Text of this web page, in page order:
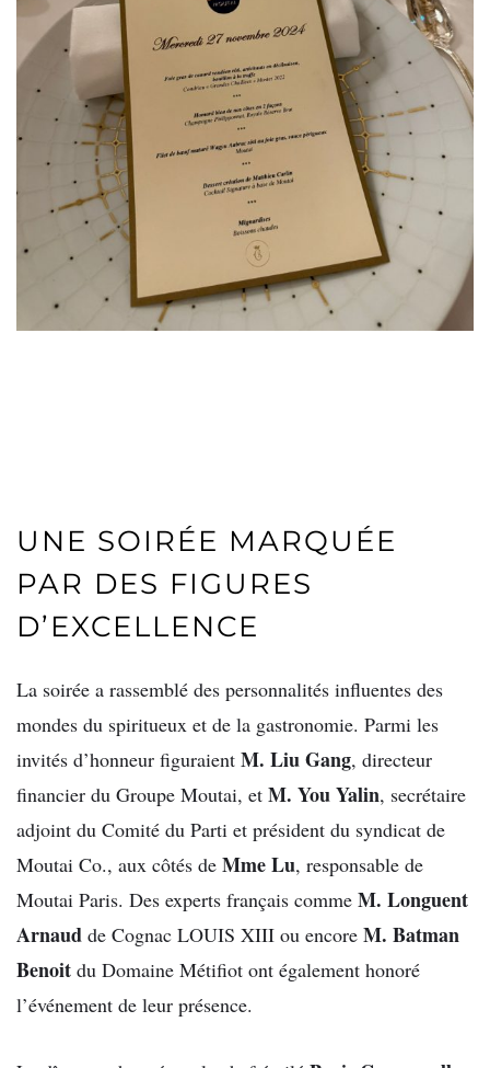
UNE SOIRÉE MARQUÉE
PAR DES FIGURES
D’EXCELLENCE
La soirée a rassemblé des personnalités influentes des
mondes du spiritueux et de la gastronomie. Parmi les
invités d’honneur figuraient M. Liu Gang, directeur
financier du Groupe Moutai, et M. You Yalin, secrétaire
adjoint du Comité du Parti et président du syndicat de
Moutai Co., aux côtés de Mme Lu, responsable de
Moutai Paris. Des experts français comme M. Longuent
Arnaud de Cognac LOUIS XIII ou encore M. Batman
Benoit du Domaine Métifiot ont également honoré
l’événement de leur présence.